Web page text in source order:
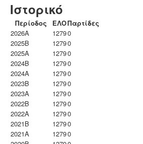
Ιστορικό
Περίοδος ΕΛΟΠαρτίδες
2026A
12790
2025B
12790
2025A
12790
2024B
12790
2024A
12790
2023B
12790
2023Α
12790
2022B
12790
2022A
12790
2021B
12790
2021A
12790